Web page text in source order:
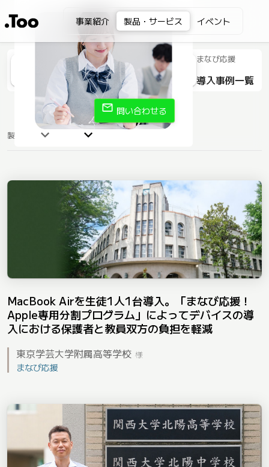
事業紹介 製品・サービス イベント
まなび応援
導入事例一覧
mail 問い合わせる
製品情報
MacBook Airを生徒1人1台導入。「まなび応援！
Apple専用分割プログラム」によってデバイスの導
入における保護者と教員双方の負担を軽減
東京学芸大学附属高等学校 様
まなび応援